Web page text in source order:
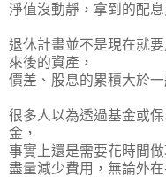
淨值沒動靜，拿到的配
退休計畫並不是現在就
來後的資產，
價差、股息的累積大於
很多人以為透過基金或
金，
事實上還是需要花時間
盡量減少費用，無論外